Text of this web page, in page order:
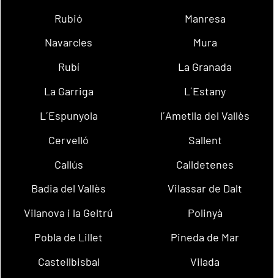
Rubió
Manresa
Navarcles
Mura
Rubí
La Granada
La Garriga
L´Estany
L´Espunyola
l´Ametlla del Vallès
Cervelló
Sallent
Callús
Calldetenes
Badia del Vallès
Vilassar de Dalt
Vilanova i la Geltrú
Polinyà
Pobla de Lillet
Pineda de Mar
Castellbisbal
Vilada